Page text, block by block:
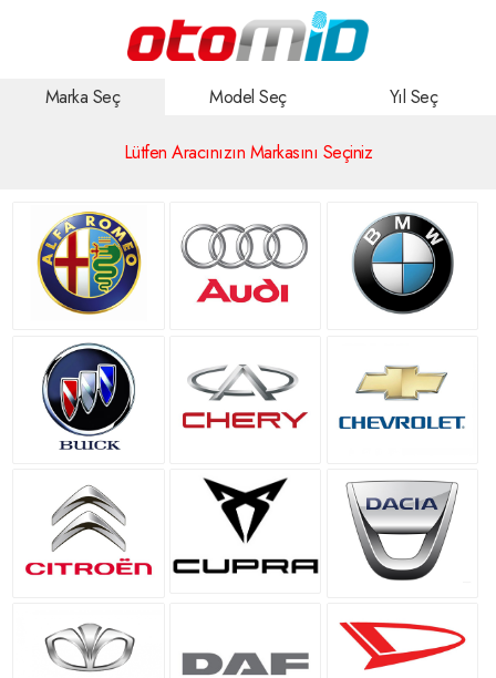
Marka Seç Model Seç Yıl Seç
Lütfen Aracınızın Markasını Seçiniz